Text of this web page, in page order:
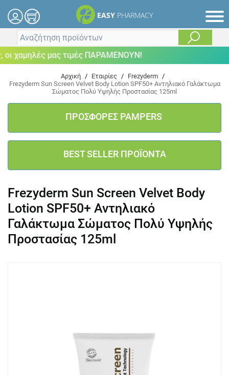
EASY PHARMACY
χαμηλές μας τιμές ΠΑΡΑΜΕΝΟΥΝ!
Αρχική / Εταιρίες / Frezyderm /
Frezyderm Sun Screen Velvet Body Lotion SPF50+ Αντηλιακό Γαλάκτωμα
Σώματος Πολύ Υψηλής Προστασίας 125ml
ΠΡΟΣΦΟΡΕΣ PAMPERS
BEST SELLER ΠΡΟΪΟΝΤΑ
Frezyderm Sun Screen Velvet Body
Lotion SPF50+ Αντηλιακό
Γαλάκτωμα Σώματος Πολύ Υψηλής
Προστασίας 125ml